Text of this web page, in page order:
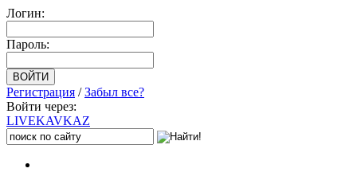
Логин:
Пароль:
Регистрация /Забыл все?
Войти через:
LIVEKAVKAZ